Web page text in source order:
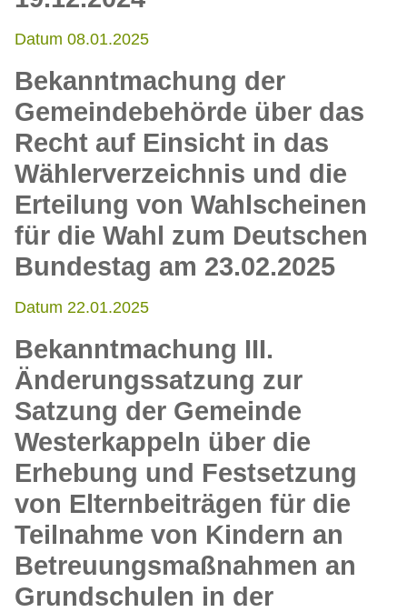
Datum 08.01.2025
Bekanntmachung der
Gemeindebehörde über das
Recht auf Einsicht in das
Wählerverzeichnis und die
Erteilung von Wahlscheinen
für die Wahl zum Deutschen
Bundestag am 23.02.2025
Datum 22.01.2025
Bekanntmachung III.
Änderungssatzung zur
Satzung der Gemeinde
Westerkappeln über die
Erhebung und Festsetzung
von Elternbeiträgen für die
Teilnahme von Kindern an
Betreuungsmaßnahmen an
Grundschulen in der